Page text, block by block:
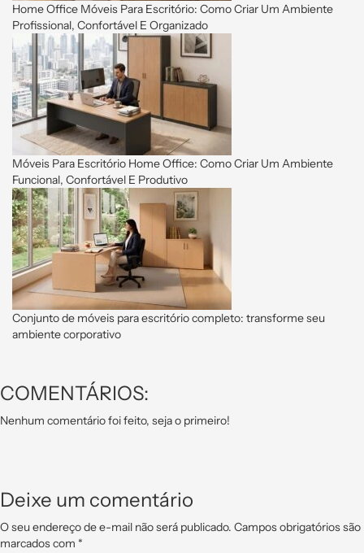
Home Office Móveis Para Escritório: Como Criar Um Ambiente
Profissional, Confortável E Organizado
Móveis Para Escritório Home Office: Como Criar Um Ambiente
Funcional, Confortável E Produtivo
Conjunto de móveis para escritório completo: transforme seu
ambiente corporativo
COMENTÁRIOS:
Nenhum comentário foi feito, seja o primeiro!
Deixe um comentário
O seu endereço de e-mail não será publicado. Campos obrigatórios são
marcados com *